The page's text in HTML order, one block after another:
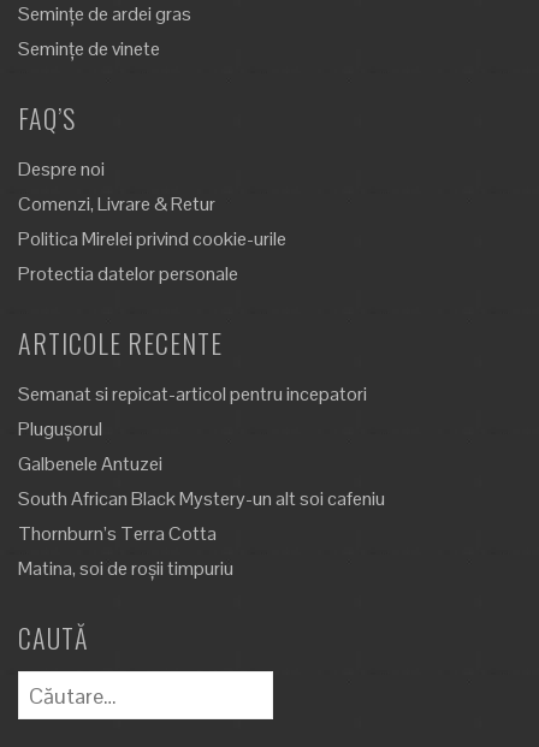
Semințe de ardei gras
Semințe de vinete
FAQ’S
Despre noi
Comenzi, Livrare & Retur
Politica Mirelei privind cookie-urile
Protectia datelor personale
ARTICOLE RECENTE
Semanat si repicat-articol pentru incepatori
Plugușorul
Galbenele Antuzei
South African Black Mystery-un alt soi cafeniu
Thornburn’s Terra Cotta
Matina, soi de roșii timpuriu
CAUTĂ
Caută
după: